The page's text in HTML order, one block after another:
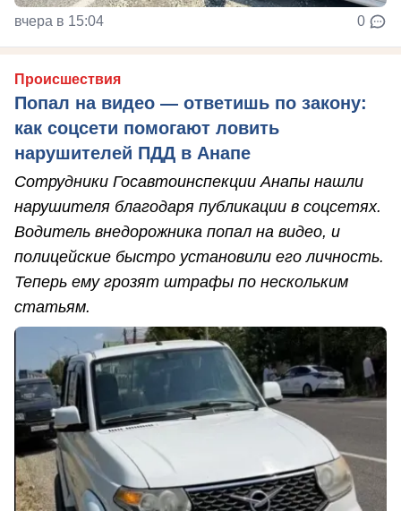
вчера в 15:04 0
Происшествия
Попал на видео — ответишь по закону:
как соцсети помогают ловить
нарушителей ПДД в Анапе
Сотрудники Госавтоинспекции Анапы нашли
нарушителя благодаря публикации в соцсетях.
Водитель внедорожника попал на видео, и
полицейские быстро установили его личность.
Теперь ему грозят штрафы по нескольким
статьям.